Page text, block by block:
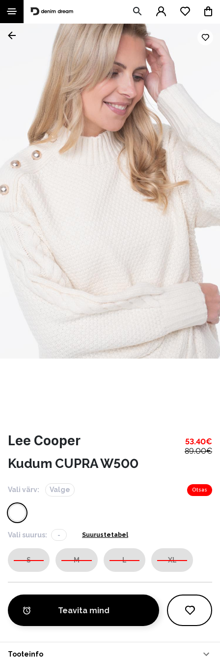
Lee Cooper 53.40€
89.00€
Kudum CUPRA W500
Vali värv: Valge Otsas
Vali suurus: - Suurustetabel
S M L XL
Teavita mind
Tooteinfo